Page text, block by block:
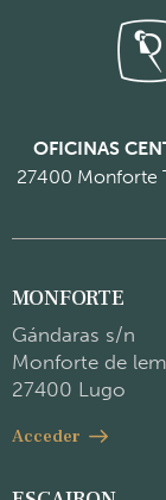
OFICINAS
27400 Monforte
MONFORTE
Gándaras s/n
Monforte de
27400 Lugo
Acceder